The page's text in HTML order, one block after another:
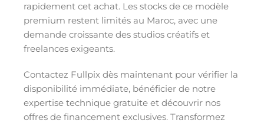
rapidement cet achat. Les stocks de ce modèle
premium restent limités au Maroc, avec une
demande croissante des studios créatifs et
freelances exigeants.
Contactez Fullpix dès maintenant pour vérifier la
disponibilité immédiate, bénéficier de notre
expertise technique gratuite et découvrir nos
offres de financement exclusives. Transformez